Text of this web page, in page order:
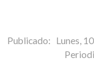
Publicado: Lunes,